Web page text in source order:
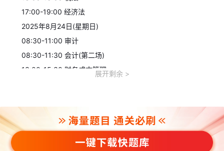
17:00-19:00 经济法
2025年8月24日(星期日)
08:30-11:00 审计
08:30-11:30 会计(第二场)
13:00-15:30 财务成本管理
2025年8月24日(星期日)
08:30-12:00 职业能力综合测试(试卷一)
14:00-17:30 职业能力综合测试(试卷二)
展开剩余